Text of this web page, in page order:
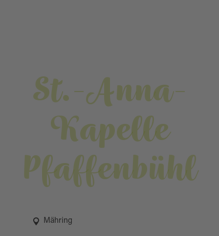
St.-Anna-
Kapelle
Pfaffenbühl
Mähring